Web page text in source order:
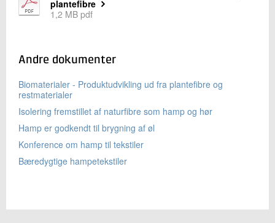
plantefibre
1,2 MB pdf
Andre dokumenter
Biomaterialer - Produktudvikling ud fra plantefibre og
restmaterialer
Isolering fremstillet af naturfibre som hamp og hør
Hamp er godkendt til brygning af øl
Konference om hamp til tekstiler
Bæredygtige hampetekstiler